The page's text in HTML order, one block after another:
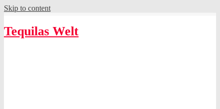
Skip to content
Tequilas Welt